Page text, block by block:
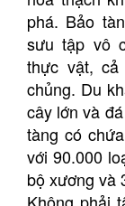
phá. Bảo
sưu tập vô
thực vật,
chủng. Du
cây lớn và
tàng có
với 90.000
bộ xương và